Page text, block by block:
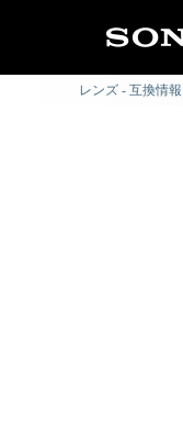
レンズ - 互換情